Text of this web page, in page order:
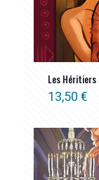
Les Héritiers
13,50 €